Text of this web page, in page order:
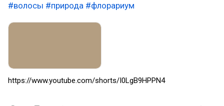
#волосы #природа #флорариум
https://www.youtube.com/shorts/I0LgB9HPPN4